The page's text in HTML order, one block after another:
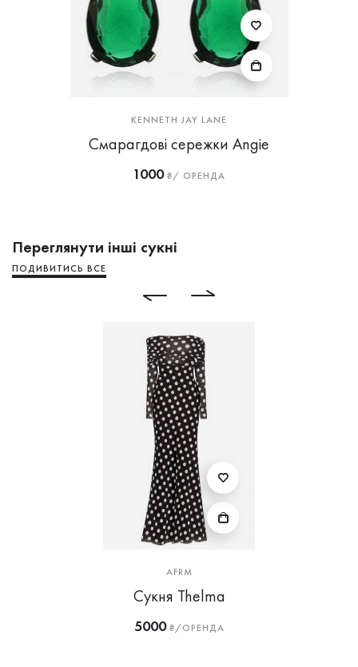
KENNETH JAY LANE
Смарагдові сережки Angie
1000₴/ ОРЕНДА
Переглянути інші сукні
ПОДИВИТИСЬ ВСЕ
AFRM
Сукня Thelma
5000₴/ОРЕНДА